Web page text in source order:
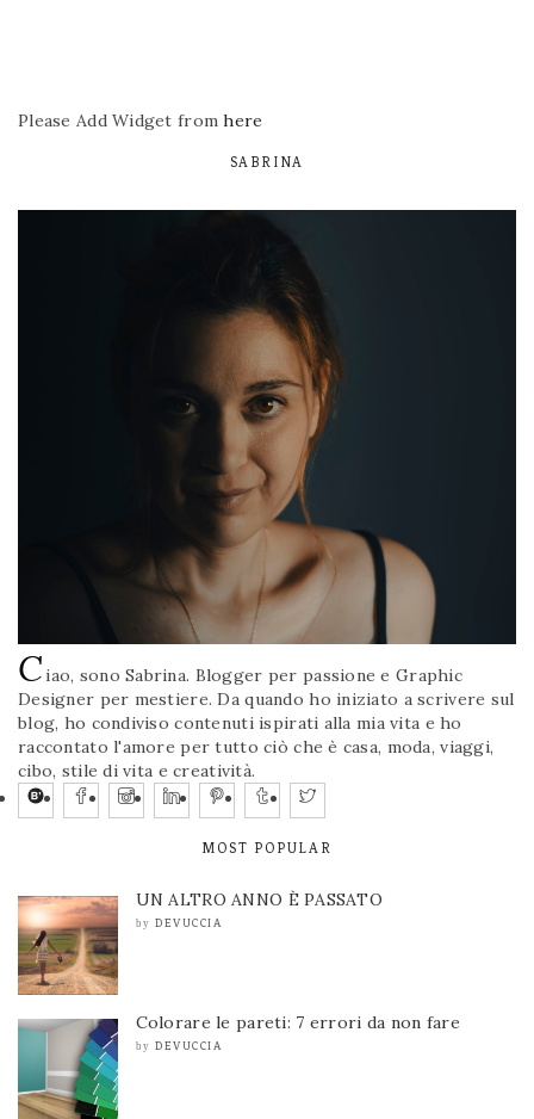
Please Add Widget fromhere
SABRINA
Ciao, sono Sabrina. Blogger per passione e Graphic
Designer per mestiere. Da quando ho iniziato a scrivere sul
blog, ho condiviso contenuti ispirati alla mia vita e ho
raccontato l'amore per tutto ciò che è casa, moda, viaggi,
cibo, stile di vita e creatività.
MOST POPULAR
UN ALTRO ANNO È PASSATO
by DEVUCCIA
Colorare le pareti: 7 errori da non fare
by DEVUCCIA